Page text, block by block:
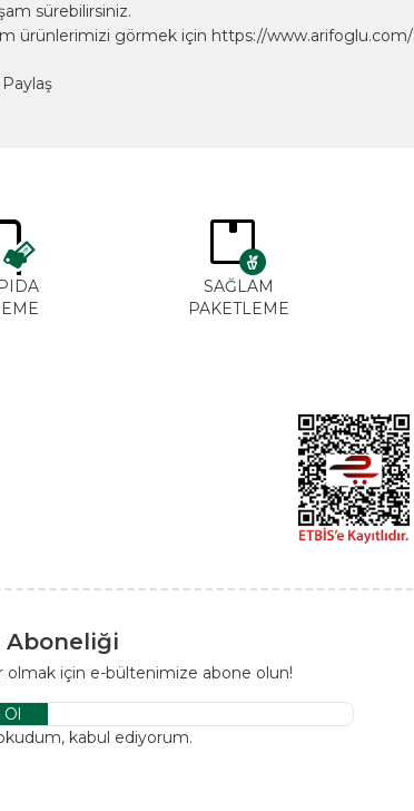
sürebilirsiniz.
ürünlerimizi görmek için https://www.arifoglu.com/
Paylaş
SAĞLAM
PAKETLEME
Aboneliği
olmak için e-bültenimize abone olun!
Ol
kabul ediyorum.